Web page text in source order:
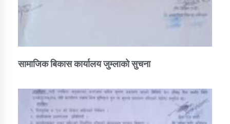
सामाजिक बिकास कार्यालय जुम्लाकाे सुचना